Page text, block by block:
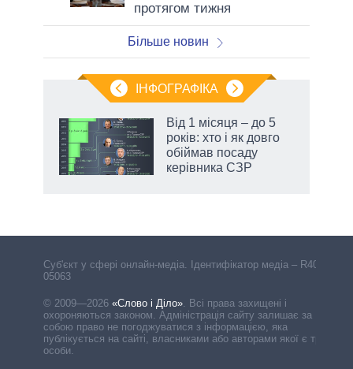
протягом тижня
Більше новин
ІНФОГРАФІКА
Від 1 місяця – до 5
років: хто і як довго
обіймав посаду
керівника СЗР
Cуб'єкт у сфері онлайн-медіа. Ідентифікатор медіа – R40-
05063
© 2009—2026 «Слово і Діло». Всі права захищені і
охороняються законом. Адміністрація сайту залишає за
собою право не погоджуватися з інформацією, яка
публікується на сайті, власниками або авторами якої є треті
особи.